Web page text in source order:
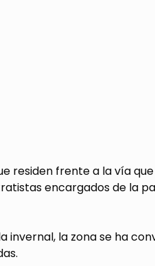
residen frente a la vía
encargados de la
la zona se ha